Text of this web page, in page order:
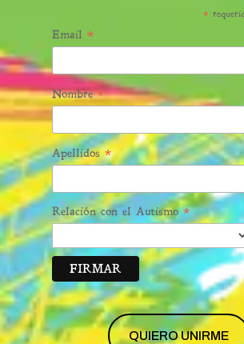
*
Email *
Nombre*
Apellidos*
Relación con el Autismo*
QUIERO UNIRME